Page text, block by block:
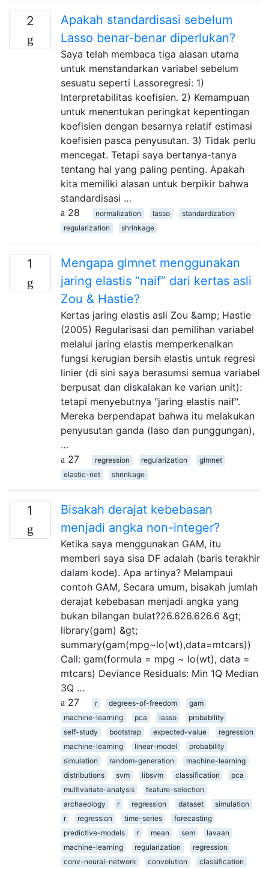
2
Apakah standardisasi sebelum
Lasso benar-benar diperlukan?
Saya telah membaca tiga alasan utama
untuk menstandarkan variabel sebelum
sesuatu seperti Lassoregresi: 1)
Interpretabilitas koefisien. 2) Kemampuan
untuk menentukan peringkat kepentingan
koefisien dengan besarnya relatif estimasi
koefisien pasca penyusutan. 3) Tidak perlu
mencegat. Tetapi saya bertanya-tanya
tentang hal yang paling penting. Apakah
kita memiliki alasan untuk berpikir bahwa
standardisasi …
28
normalization lasso
standardization
regularization
shrinkage
1
Mengapa glmnet menggunakan
jaring elastis “naif” dari kertas asli
Zou & Hastie?
Kertas jaring elastis asli Zou &amp; Hastie
(2005) Regularisasi dan pemilihan variabel
melalui jaring elastis memperkenalkan
fungsi kerugian bersih elastis untuk regresi
linier (di sini saya berasumsi semua variabel
berpusat dan diskalakan ke varian unit):
tetapi menyebutnya "jaring elastis naif".
Mereka berpendapat bahwa itu melakukan
penyusutan ganda (laso dan punggungan),
…
27
regression regularization
glmnet
elastic-net
shrinkage
1
Bisakah derajat kebebasan
menjadi angka non-integer?
Ketika saya menggunakan GAM, itu
memberi saya sisa DF adalah (baris terakhir
dalam kode). Apa artinya? Melampaui
contoh GAM, Secara umum, bisakah jumlah
derajat kebebasan menjadi angka yang
bukan bilangan bulat?26.626.626.6 &gt;
library(gam) &gt;
summary(gam(mpg~lo(wt),data=mtcars))
Call: gam(formula = mpg ~ lo(wt), data =
mtcars) Deviance Residuals: Min 1Q Median
3Q …
27
r degrees-of-freedom
gam
machine-learning
pca lasso
probability
self-study
bootstrap expected-value
regression
machine-learning
linear-model
probability
simulation
random-generation
machine-learning
distributions
svm libsvm classification
pca
multivariate-analysis
feature-selection
archaeology
r regression dataset
simulation
r
regression time-series
forecasting
predictive-models
r mean sem
lavaan
machine-learning
regularization
regression
conv-neural-network
convolution
classification